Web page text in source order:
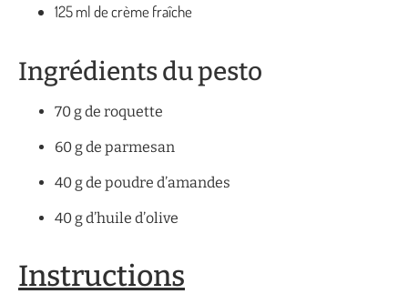
125 ml de crème fraîche
Ingrédients du pesto
70 g de roquette
60 g de parmesan
40 g de poudre d’amandes
40 g d’huile d’olive
Instructions